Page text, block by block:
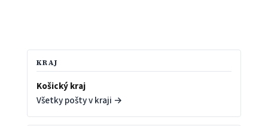
KRAJ
Košický kraj
Všetky pošty v kraji →